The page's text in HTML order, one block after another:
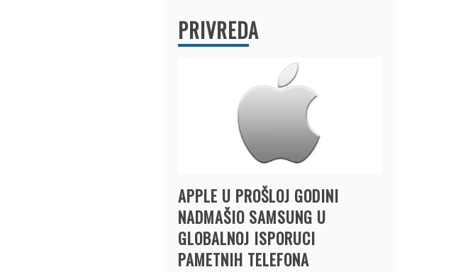
PRIVREDA
APPLE U PROŠLOJ GODINI
NADMAŠIO SAMSUNG U
GLOBALNOJ ISPORUCI
PAMETNIH TELEFONA